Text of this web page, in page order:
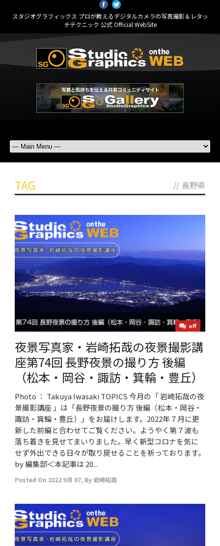
スタジオグラフィックス プロが教えるデジタルカメラの写真撮影＆レタッ
チテクニック 公式 Official WebSite
TAG // 長野県
off
夜景写真家・岩崎拓哉の夜景撮影講
座第74回 長野夜景の撮り方 後編
（松本・岡谷・諏訪・箕輪・豊丘）
Photo ： Takuya Iwasaki TOPICS 今月の「 岩崎拓哉の夜
景撮影講座 」は「長野夜景の撮り方 後編（松本・岡谷・
諏訪・箕輪・豊丘）」をお届けします。2022年７月に更
新した前編と合わせてご覧ください。ようやく第７波も
落ち着きを見せてまいりました。早く新型コロナを気に
せず外出できる日々が取り戻せることを祈っております。
by 編集部＜本記事は 20...
Posted On 2022 9月 07, By 岩崎拓哉